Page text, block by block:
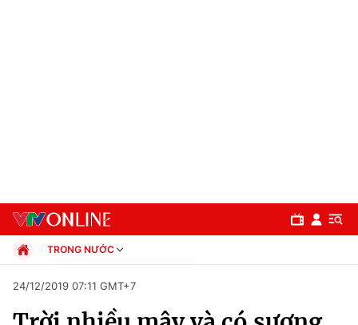
TRONG NƯỚC
Xã hội
Pháp luật
24/12/2019 07:11 GMT+7